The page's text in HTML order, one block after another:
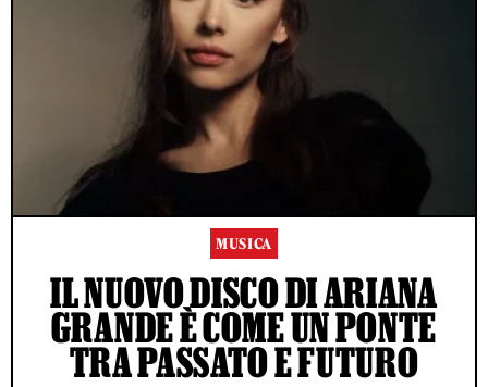
MUSICA
IL NUOVO DISCO DI ARIANA
GRANDE È COME UN PONTE
TRA PASSATO E FUTURO